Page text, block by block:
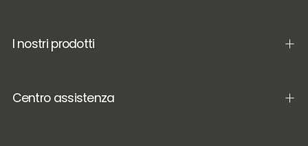
I nostri prodotti
Centro assistenza